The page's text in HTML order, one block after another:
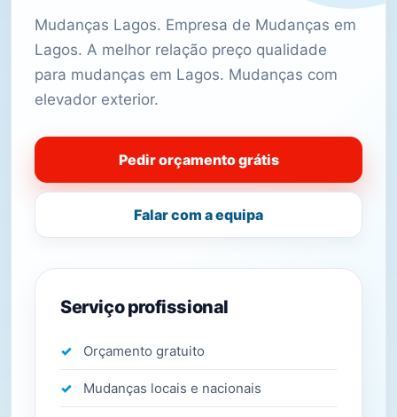
Mudanças Lagos. Empresa de Mudanças em
Lagos. A melhor relação preço qualidade
para mudanças em Lagos. Mudanças com
elevador exterior.
Pedir orçamento grátis
Falar com a equipa
Serviço profissional
Orçamento gratuito
Mudanças locais e nacionais